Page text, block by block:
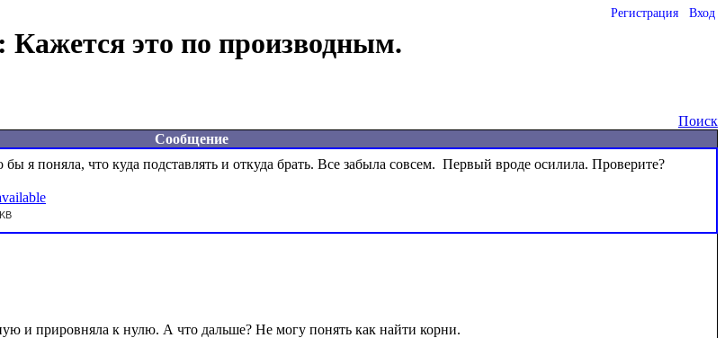
Регистрация Вход
Кажется это по производным.
Поиск
Сообщение
и прировняла к нулю. А что дальше? Не могу понять как найти корни.